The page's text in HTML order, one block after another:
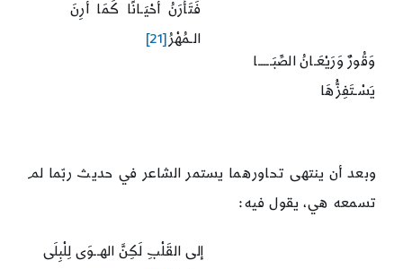
وَقُورٌ وَرَيْعَـانُ الصِّبَـــــا
يَسْـتَفِزُّهَا
فَتَأْرَنُ أحْيَـانًا كَمَا أرِنَ
الـمُهْرُ [21]
وبعد أن ينتهى تحاورهما يستمر الشاعر في حديث ربّما لم
تسمعه هي، يقول فيه:
إلى القَلْبِ لَكِنَّ الهــوَى لِلْبِلَى